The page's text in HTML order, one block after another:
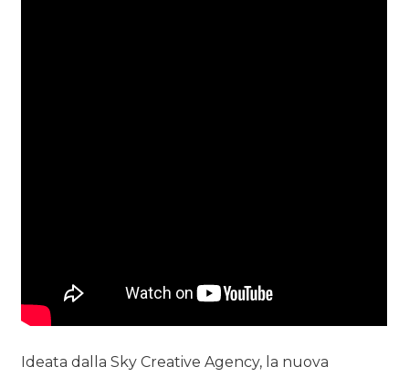
Ideata dalla Sky Creative Agency, la nuova